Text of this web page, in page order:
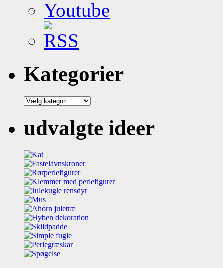
Kategorier
Kategorier
udvalgte ideer